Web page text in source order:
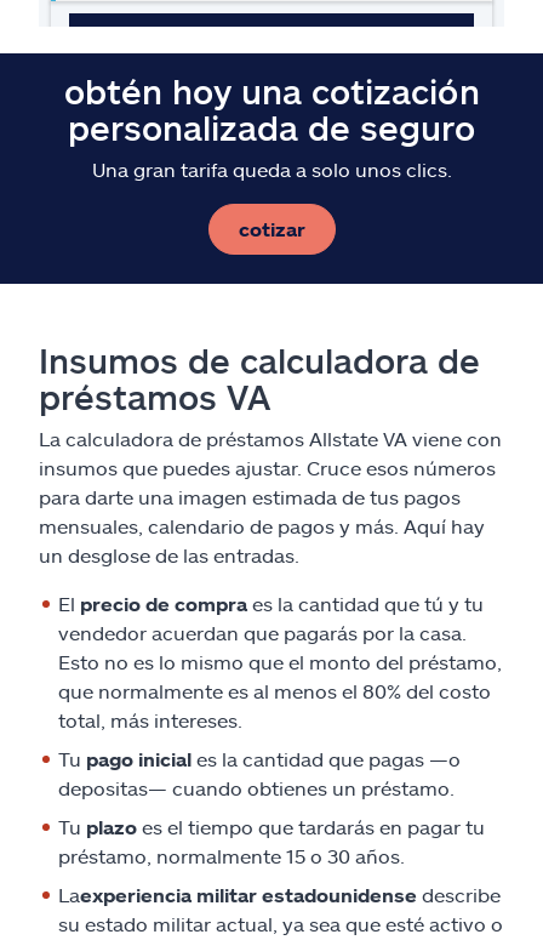
obtén hoy una cotización
personalizada de seguro
Una gran tarifa queda a solo unos clics.
cotizar
Insumos de calculadora de
préstamos VA
La calculadora de préstamos Allstate VA viene con
insumos que puedes ajustar. Cruce esos números
para darte una imagen estimada de tus pagos
mensuales, calendario de pagos y más. Aquí hay
un desglose de las entradas.
El precio de compra es la cantidad que tú y tu
vendedor acuerdan que pagarás por la casa.
Esto no es lo mismo que el monto del préstamo,
que normalmente es al menos el 80% del costo
total, más intereses.
Tu pago inicial es la cantidad que pagas —o
depositas— cuando obtienes un préstamo.
Tu plazo es el tiempo que tardarás en pagar tu
préstamo, normalmente 15 o 30 años.
Laexperiencia militar estadounidense describe
su estado militar actual, ya sea que esté activo o